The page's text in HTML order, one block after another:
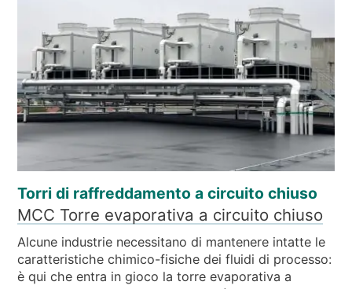
Torri di raffreddamento a circuito chiuso
MCC Torre evaporativa a circuito chiuso
Alcune industrie necessitano di mantenere intatte le
caratteristiche chimico-fisiche dei fluidi di processo:
è qui che entra in gioco la torre evaporativa a